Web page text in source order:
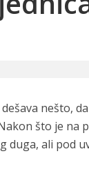
nešto,
što je na
ali pod